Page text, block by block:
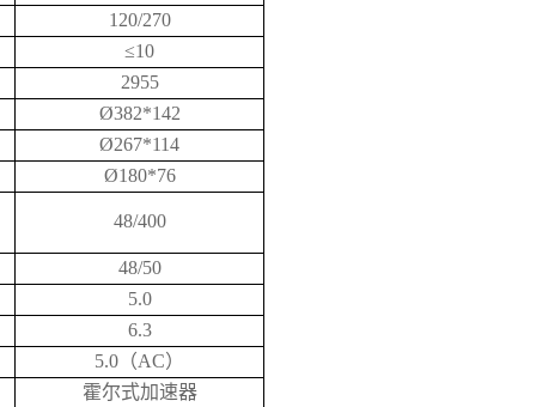
120/270
≤10
2955
Ø382*142
Ø267*114
Ø180*76
48/400
48/50
5.0
6.3
5.0（AC）
霍尔式加速器